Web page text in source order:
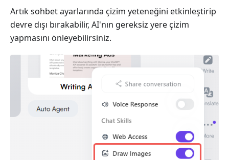
Artık sohbet ayarlarında çizim yeteneğini etkinleştirip
devre dışı bırakabilir, AI'nın gereksiz yere çizim
yapmasını önleyebilirsiniz.